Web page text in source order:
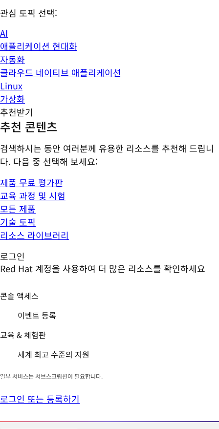
관심 토픽 선택:
AI
애플리케이션 현대화
자동화
클라우드 네이티브 애플리케이션
Linux
가상화
추천받기
추천 콘텐츠
검색하시는 동안 여러분께 유용한 리소스를 추천해 드립니
다. 다음 중 선택해 보세요:
제품 무료 평가판
교육 과정 및 시험
모든 제품
기술 토픽
리소스 라이브러리
로그인
Red Hat 계정을 사용하여 더 많은 리소스를 확인하세요
콘솔 액세스
이벤트 등록
교육 & 체험판
세계 최고 수준의 지원
일부 서비스는 서브스크립션이 필요합니다.
로그인 또는 등록하기